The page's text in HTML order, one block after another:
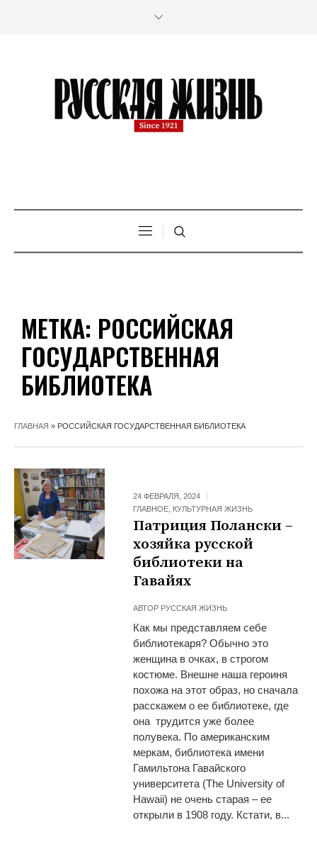
МЕТКА: РОССИЙСКАЯ
ГОСУДАРСТВЕННАЯ
БИБЛИОТЕКА
ГЛАВНАЯ » РОССИЙСКАЯ ГОСУДАРСТВЕННАЯ БИБЛИОТЕКА
24 ФЕВРАЛЯ, 2024
ГЛАВНОЕ КУЛЬТУРНАЯ ЖИЗНЬ
Патриция Полански –
хозяйка русской
библиотеки на
Гавайях
АВТОР РУССКАЯ ЖИЗНЬ
Как мы представляем себе
библиотекаря? Обычно это
женщина в очках, в строгом
костюме. Внешне наша героиня
похожа на этот образ, но сначала
расскажем о ее библиотеке, где
она трудится уже более
полувека. По американским
меркам, библиотека имени
Гамильтона Гавайского
университета (The University of
Hawaii) не очень старая – ее
открыли в 1908 году. Кстати, в...